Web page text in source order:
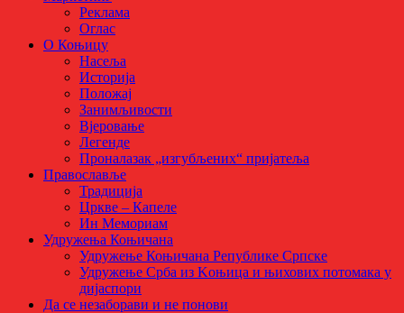
Реклама
Оглас
О Коњицу
Насеља
Историја
Положај
Занимљивости
Вјеровање
Легенде
Проналазак „изгубљених“ пријатеља
Православље
Традиција
Цркве – Капеле
Ин Мемориам
Удружења Коњичана
Удружење Коњичана Републике Српске
Удружење Срба из Kоњица и њихових потомака у
дијаспори
Да се незаборави и не понови